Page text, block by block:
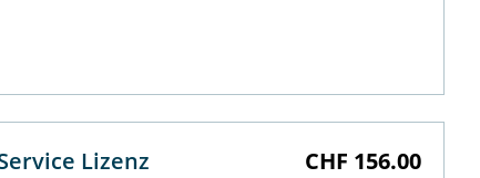
Lizenz
CHF 156.00